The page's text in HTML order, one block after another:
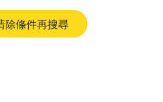
除條件再搜尋